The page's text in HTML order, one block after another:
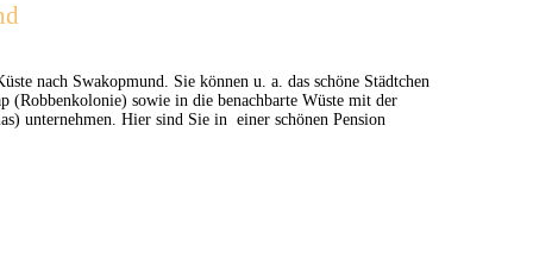
nach Swakopmund. Sie können u. a. das schöne Städtchen
(Robbenkolonie) sowie in die benachbarte Wüste mit der
unternehmen. Hier sind Sie in einer schönen Pension